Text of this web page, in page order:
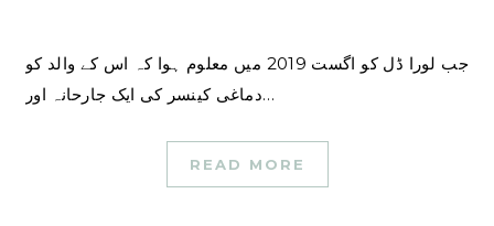
جب لورا ڈل کو اگست 2019 میں معلوم ہوا کہ اس کے والد کو
دماغی کینسر کی ایک جارحانہ اور…
READ MORE